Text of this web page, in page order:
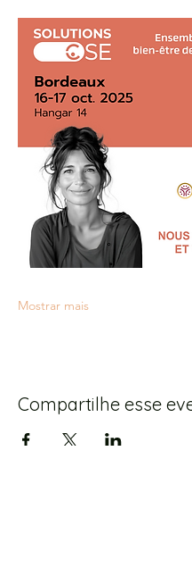
Mostrar mais
Compartilhe esse